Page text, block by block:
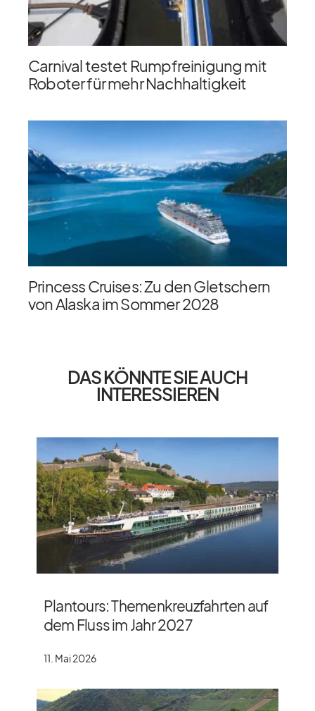
Carnival testet Rumpfreinigung mit
Roboter für mehr Nachhaltigkeit
Princess Cruises: Zu den Gletschern
von Alaska im Sommer 2028
DAS KÖNNTE SIE AUCH
INTERESSIEREN
Plantours: Themenkreuzfahrten auf
dem Fluss im Jahr 2027
11. Mai 2026